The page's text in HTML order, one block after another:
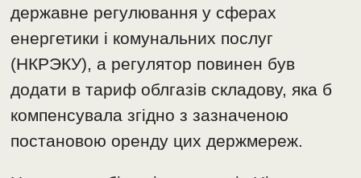
державне регулювання у сферах
енергетики і комунальних послуг
(НКРЭКУ), а регулятор повинен був
додати в тариф облгазів складову, яка б
компенсувала згідно з зазначеною
постановою оренду цих держмереж.